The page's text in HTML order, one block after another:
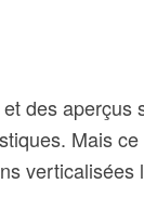
et des aperçus
Mais ce